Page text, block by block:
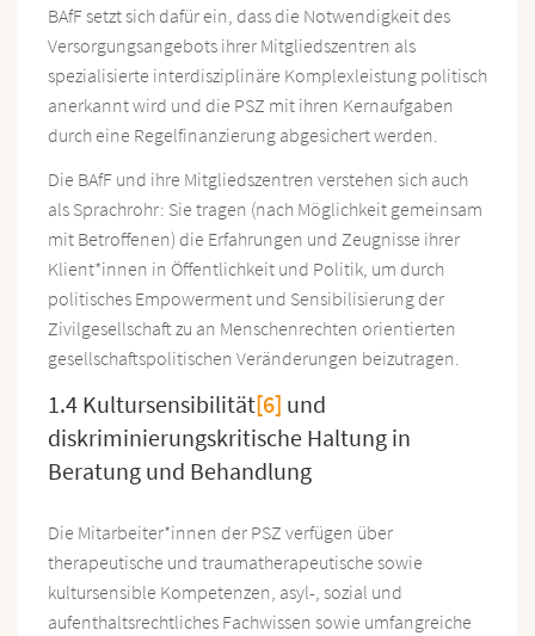
BAfF setzt sich dafür ein, dass die Notwendigkeit des
Versorgungsangebots ihrer Mitgliedszentren als
spezialisierte interdisziplinäre Komplexleistung politisch
anerkannt wird und die PSZ mit ihren Kernaufgaben
durch eine Regelfinanzierung abgesichert werden.
Die BAfF und ihre Mitgliedszentren verstehen sich auch
als Sprachrohr: Sie tragen (nach Möglichkeit gemeinsam
mit Betroffenen) die Erfahrungen und Zeugnisse ihrer
Klient*innen in Öffentlichkeit und Politik, um durch
politisches Empowerment und Sensibilisierung der
Zivilgesellschaft zu an Menschenrechten orientierten
gesellschaftspolitischen Veränderungen beizutragen.
1.4 Kultursensibilität[6] und
diskriminierungskritische Haltung in
Beratung und Behandlung
Die Mitarbeiter*innen der PSZ verfügen über
therapeutische und traumatherapeutische sowie
kultursensible Kompetenzen, asyl-, sozial und
aufenthaltsrechtliches Fachwissen sowie umfangreiche